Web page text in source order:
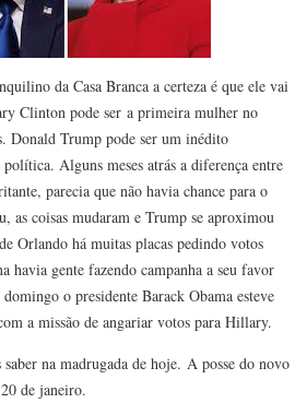
da Casa Branca a certeza é que ele vai
Clinton pode ser a primeira mulher no
Donald Trump pode ser um inédito
Alguns meses atrás a diferença entre
parecia que não havia chance para o
as coisas mudaram e Trump se aproximou
Orlando há muitas placas pedindo votos
havia gente fazendo campanha a seu favor
o presidente Barack Obama esteve
a missão de angariar votos para Hillary.
na madrugada de hoje. A posse do novo
de janeiro.